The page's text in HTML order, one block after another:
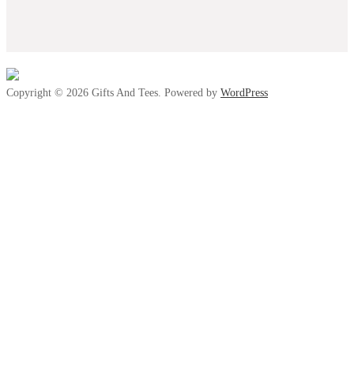
Copyright © 2026 Gifts And Tees. Powered by WordPress